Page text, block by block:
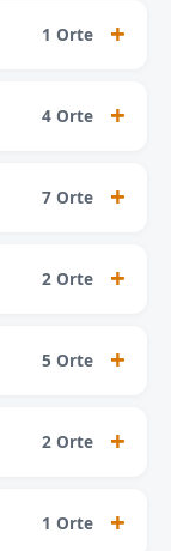
1 Orte
4 Orte
7 Orte
2 Orte
5 Orte
2 Orte
1 Orte